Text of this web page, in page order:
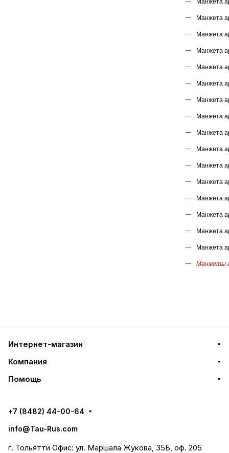
Манжета
Манжета
Манжета
Манжета
Манжета
Манжета
Манжета
Манжета
Манжета
Манжета
Манжета
Манжета
Манжета
Манжета
Манжета
Манжета
Манжеты
Интернет-магазин
Компания
Помощь
+7 (8482) 44-00-64
info@Tau-Rus.com
г. Тольятти Офис: ул. Маршала Жукова, 35Б, оф. 205